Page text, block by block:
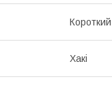
Короткий
Хакі